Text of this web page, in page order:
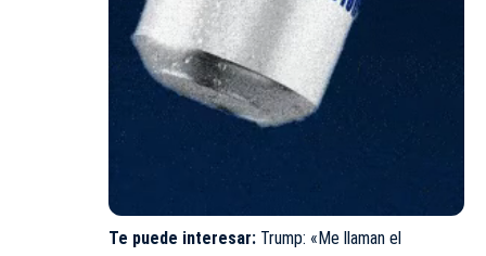
Te puede interesar: Trump: «Me llaman el